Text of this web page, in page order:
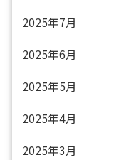
2025年7月
2025年6月
2025年5月
2025年4月
2025年3月